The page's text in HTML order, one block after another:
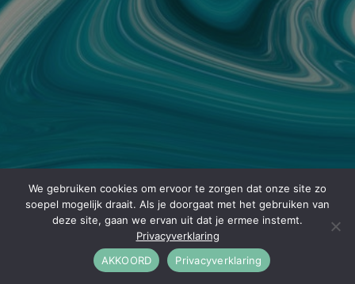
We gebruiken cookies om ervoor te zorgen dat onze site zo
soepel mogelijk draait. Als je doorgaat met het gebruiken van
deze site, gaan we ervan uit dat je ermee instemt.
Privacyverklaring
AKKOORD
Privacyverklaring